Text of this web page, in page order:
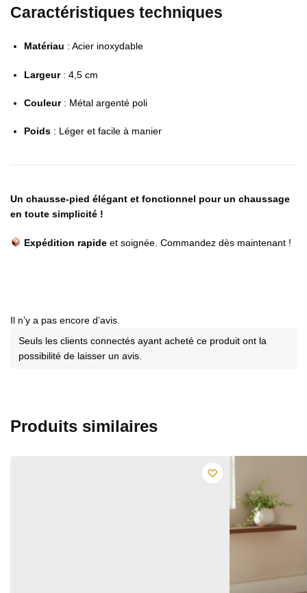
Caractéristiques techniques
Matériau : Acier inoxydable
Largeur: 4,5 cm
Couleur: Métal argenté poli
Poids : Léger et facile à manier
Un chausse-pied élégant et fonctionnel pour un chaussage
en toute simplicité !
Expédition rapideet soignée. Commandez dès maintenant !
Il n’y a pas encore d’avis.
Seuls les clients connectés ayant acheté ce produit ont la
possibilité de laisser un avis.
Produits similaires